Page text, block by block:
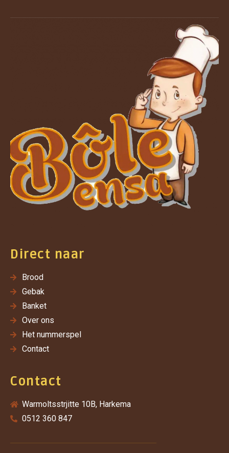
Direct naar
Brood
Gebak
Banket
Over ons
Het nummerspel
Contact
Contact
Warmoltsstrjitte 10B, Harkema
0512 360 847